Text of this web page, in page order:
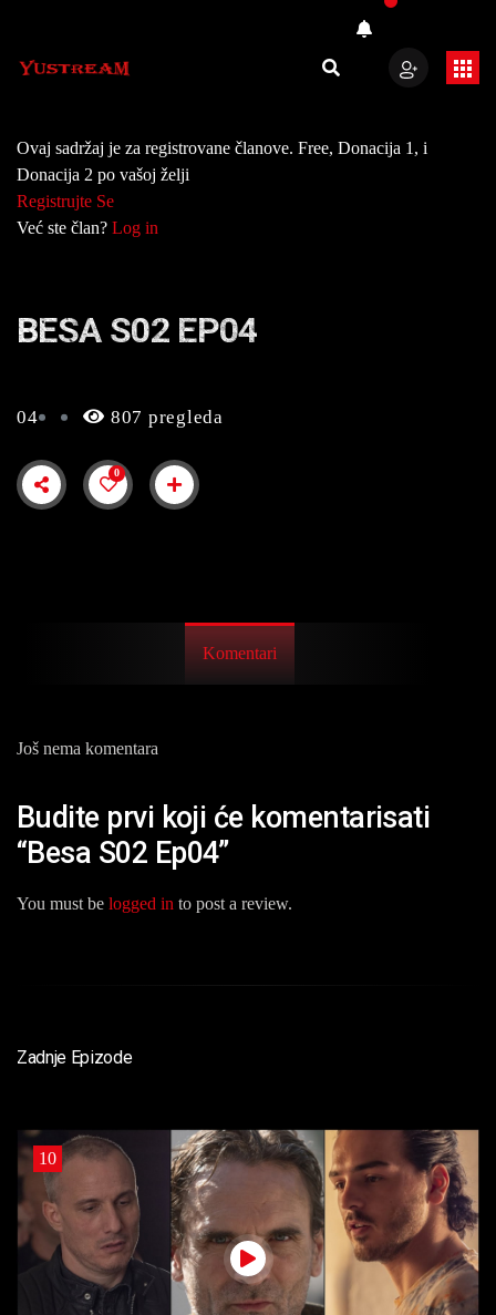
Ovaj sadržaj je za registrovane članove. Free, Donacija 1, i
Donacija 2 po vašoj želji
Registrujte Se
Već ste član? Log in
BESA S02 EP04
04 807 pregleda
0
Komentari
Još nema komentara
Budite prvi koji će komentarisati
“Besa S02 Ep04”
You must be logged in to post a review.
Zadnje Epizode
10